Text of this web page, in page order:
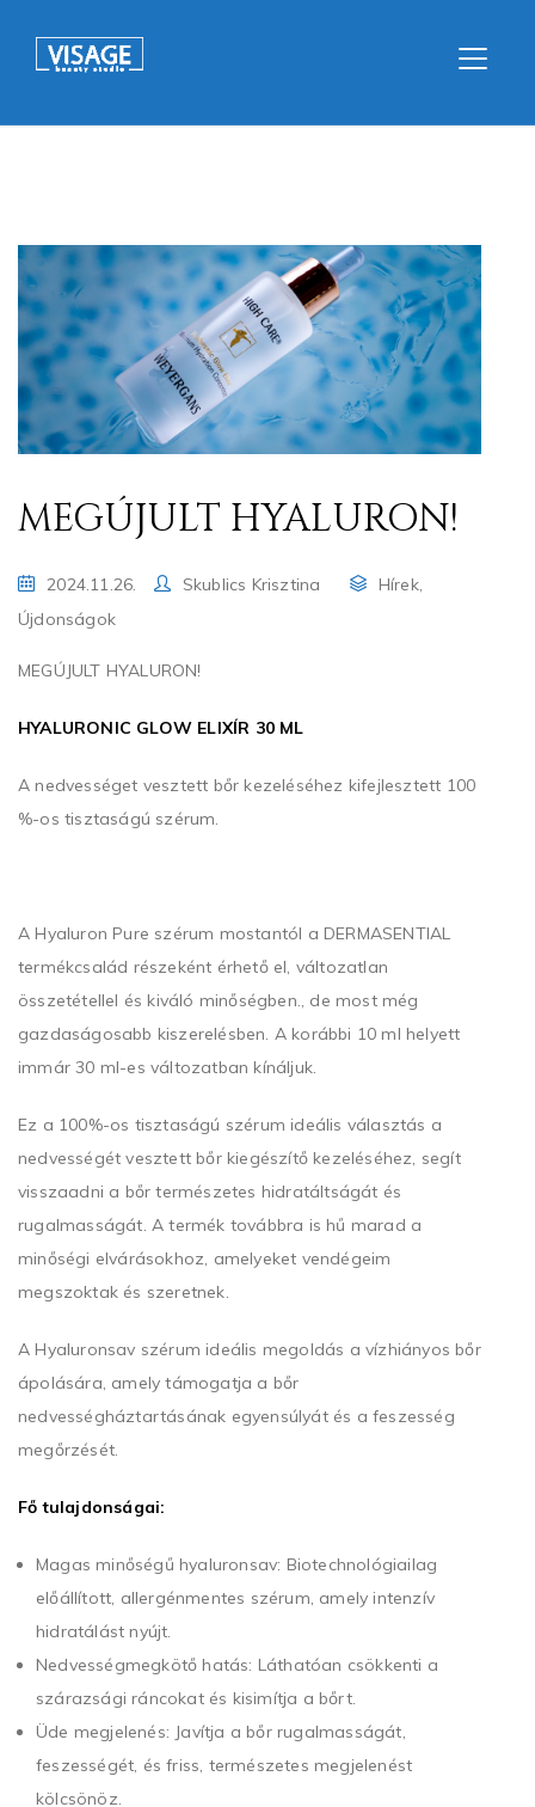
MEGÚJULT HYALURON!
2024.11.26. Skublics Krisztina Hírek,
Újdonságok
MEGÚJULT HYALURON!
HYALURONIC GLOW ELIXÍR 30 ML
A nedvességet vesztett bőr kezeléséhez kifejlesztett 100
%-os tisztaságú szérum.
A Hyaluron Pure szérum mostantól a DERMASENTIAL
termékcsalád részeként érhető el, változatlan
összetétellel és kiváló minőségben., de most még
gazdaságosabb kiszerelésben. A korábbi 10 ml helyett
immár 30 ml-es változatban kínáljuk.
Ez a 100%-os tisztaságú szérum ideális választás a
nedvességét vesztett bőr kiegészítő kezeléséhez, segít
visszaadni a bőr természetes hidratáltságát és
rugalmasságát. A termék továbbra is hű marad a
minőségi elvárásokhoz, amelyeket vendégeim
megszoktak és szeretnek.
A Hyaluronsav szérum ideális megoldás a vízhiányos bőr
ápolására, amely támogatja a bőr
nedvességháztartásának egyensúlyát és a feszesség
megőrzését.
Fő tulajdonságai:
Magas minőségű hyaluronsav: Biotechnológiailag
előállított, allergénmentes szérum, amely intenzív
hidratálást nyújt.
Nedvességmegkötő hatás: Láthatóan csökkenti a
szárazsági ráncokat és kisimítja a bőrt.
Üde megjelenés: Javítja a bőr rugalmasságát,
feszességét, és friss, természetes megjelenést
kölcsönöz.